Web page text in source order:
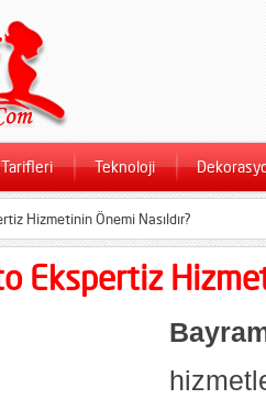
Teknoloji
Hizmetinin Önemi Nasıldır?
Ekspertiz